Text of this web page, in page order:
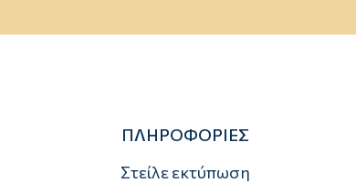
ΠΛΗΡΟΦΟΡΙΕΣ
Στείλε εκτύπωση